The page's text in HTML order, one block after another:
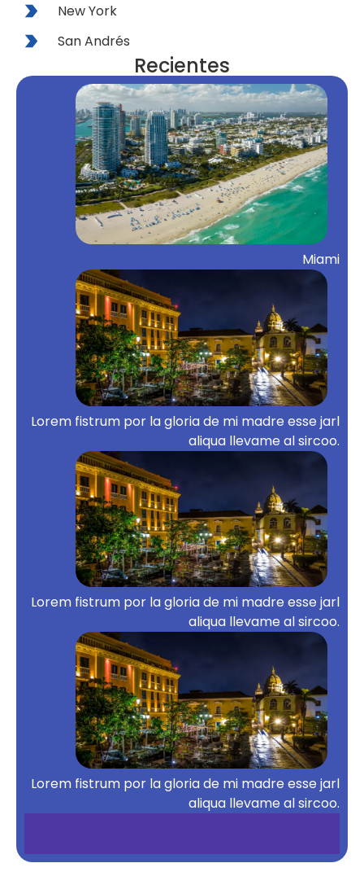
New York
San Andrés
Recientes
Miami
Lorem fistrum por la gloria de mi madre esse jarl
aliqua llevame al sircoo.
Lorem fistrum por la gloria de mi madre esse jarl
aliqua llevame al sircoo.
Lorem fistrum por la gloria de mi madre esse jarl
aliqua llevame al sircoo.